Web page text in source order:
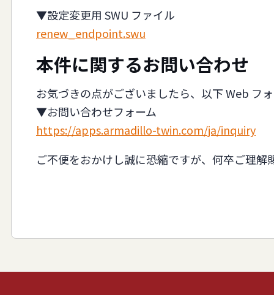
▼設定変更用 SWU ファイル
renew_endpoint.swu
本件に関するお問い合わせ
お気づきの点がございましたら、以下 Web フ
▼お問い合わせフォーム
https://apps.armadillo-twin.com/ja/inquiry
ご不便をおかけし誠に恐縮ですが、何卒ご理解